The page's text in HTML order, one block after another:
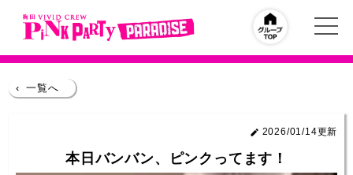
‹ 一覧へ
2026/01/14更新
本日バンバン、ピンクってます！